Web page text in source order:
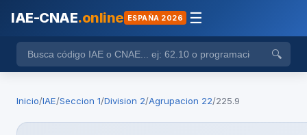
IAE-CNAE.online ESPAÑA 2026 ☰
🔍
Inicio/IAE/Seccion 1/Division 2/Agrupacion 22/225.9